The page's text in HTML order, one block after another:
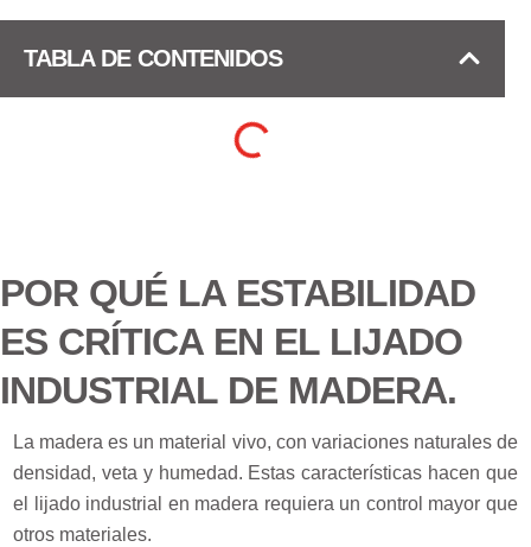
TABLA DE CONTENIDOS
POR QUÉ LA ESTABILIDAD
ES CRÍTICA EN EL LIJADO
INDUSTRIAL DE MADERA.
La madera es un material vivo, con variaciones naturales de
densidad, veta y humedad. Estas características hacen que
el lijado industrial en madera requiera un control mayor que
otros materiales.